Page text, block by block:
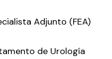
Adjunto (FEA)
de Urología